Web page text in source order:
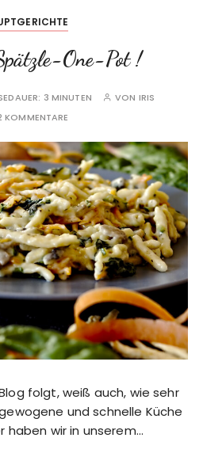
One-Pot !
3 MINUTEN VON IRIS
KOMMENTARE
folgt, weiß auch, wie sehr
und schnelle Küche
haben wir in unserem…